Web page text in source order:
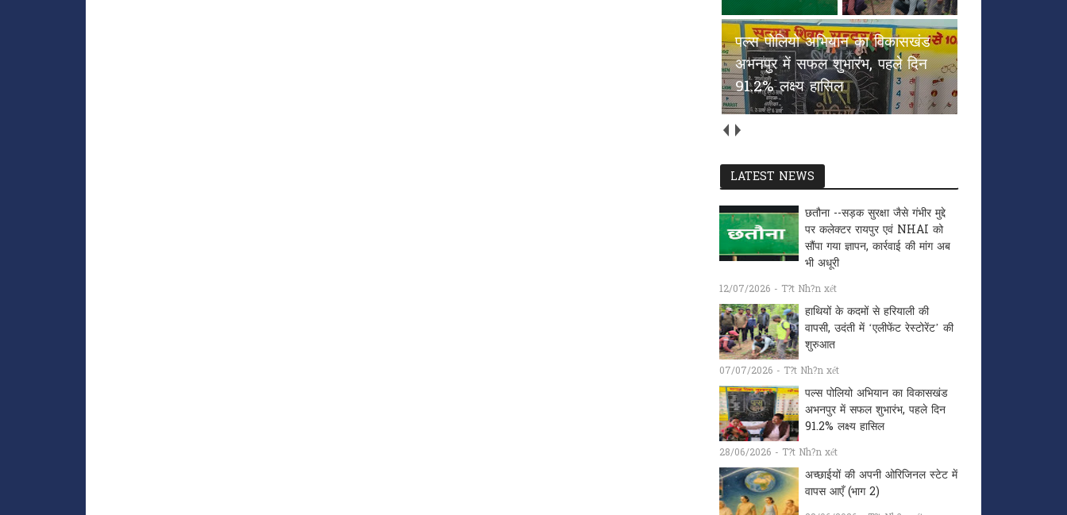
अच्छाईयों की अपनी ओरिजिनल स्टेट
में वापस आएँ (भाग 2)
LATEST NEWS
छतौना --सड़क सुरक्षा जैसे गंभीर मुद्दे
पर कलेक्टर रायपुर एवं NHAI को
सौंपा गया ज्ञापन, कार्रवाई की मांग अब
भी अधूरी
12/07/2026 - T?t Nh?n xét
हाथियों के कदमों से हरियाली की
वापसी, उदंती में ‘एलीफेंट रेस्टोरेंट’ की
शुरुआत
07/07/2026 - T?t Nh?n xét
पल्स पोलियो अभियान का विकासखंड
अभनपुर में सफल शुभारंभ, पहले दिन
91.2% लक्ष्य हासिल
28/06/2026 - T?t Nh?n xét
अच्छाईयों की अपनी ओरिजिनल स्टेट में
वापस आएँ (भाग 2)